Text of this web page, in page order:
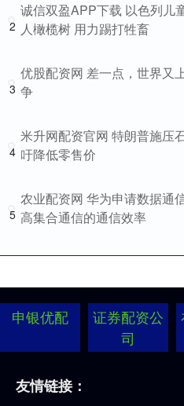
2
诚信双盈APP下载 以色列儿
人橄榄树 用力踢打牲畜
3
优股配资网 差一点，世界又
争
4
米升网配资官网 特朗普施压
吁降低零售价
5
农业配资网 华为申请数据通
高集合通信的通信效率
申银优配
证券配资公
司
友情链接：